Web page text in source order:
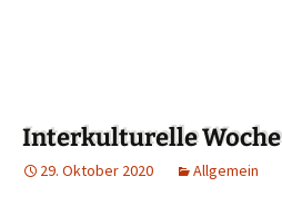
Interkulturelle Woche
29. Oktober 2020 Allgemein